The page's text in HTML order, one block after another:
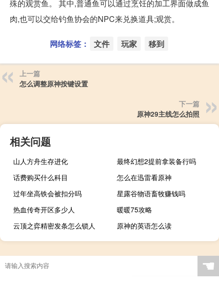
殊的观赏鱼。 其中,普通鱼可以通过烹饪的加工界面做成鱼
肉,也可以交给钓鱼协会的NPC来兑换道具;观赏。
网络标签： 文件 玩家 移到
上一篇
怎么调整原神按键设置
下一篇
原神29主线怎么拍照
相关问题
山人方舟生存进化
最终幻想2提前拿装备行吗
话费购买什么科目
怎么在迅雷看原神
过年坐高铁会被扣分吗
星露谷物语畜牧赚钱吗
热血传奇开区多少人
暖暖75攻略
云顶之弈精密发条怎么锁人
原神的英语怎么读
☚